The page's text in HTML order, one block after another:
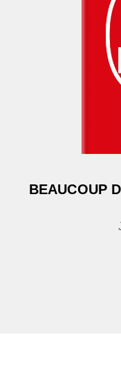
BEAUCOUP